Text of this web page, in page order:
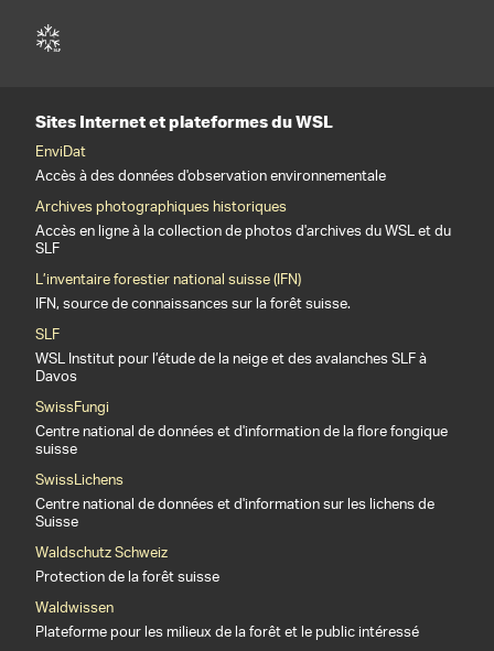
Sites Internet et plateformes du WSL
EnviDat
Accès à des données d'observation environnementale
Archives photographiques historiques
Accès en ligne à la collection de photos d'archives du WSL et du
SLF
L’inventaire forestier national suisse (IFN)
IFN, source de connaissances sur la forêt suisse.
SLF
WSL Institut pour l’étude de la neige et des avalanches SLF à
Davos
SwissFungi
Centre national de données et d'information de la flore fongique
suisse
SwissLichens
Centre national de données et d'information sur les lichens de
Suisse
Waldschutz Schweiz
Protection de la forêt suisse
Waldwissen
Plateforme pour les milieux de la forêt et le public intéressé